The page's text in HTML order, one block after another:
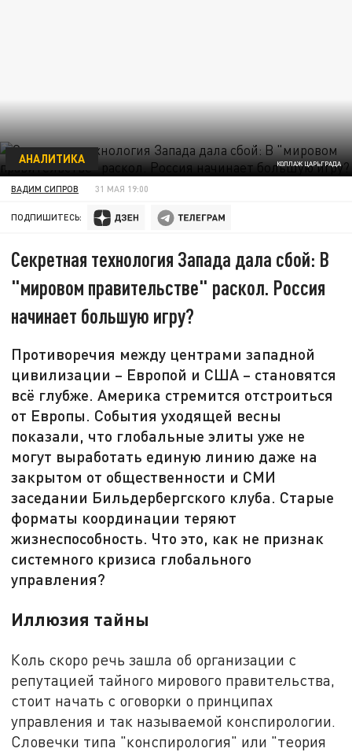
КОЛЛАЖ ЦАРЬГРАДА
АНАЛИТИКА
ВАДИМ СИПРОВ 31 МАЯ 19:00
ПОДПИШИТЕСЬ:
Секретная технология Запада дала сбой: В
"мировом правительстве" раскол. Россия
начинает большую игру?
Противоречия между центрами западной
цивилизации – Европой и США – становятся
всё глубже. Америка стремится отстроиться
от Европы. События уходящей весны
показали, что глобальные элиты уже не
могут выработать единую линию даже на
закрытом от общественности и СМИ
заседании Бильдербергского клуба. Старые
форматы координации теряют
жизнеспособность. Что это, как не признак
системного кризиса глобального
управления?
Иллюзия тайны
Коль скоро речь зашла об организации с
репутацией тайного мирового правительства,
стоит начать с оговорки о принципах
управления и так называемой конспирологии.
Словечки типа "конспирология" или "теория